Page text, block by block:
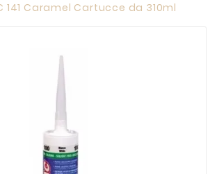
141 Caramel Cartucce da 310ml